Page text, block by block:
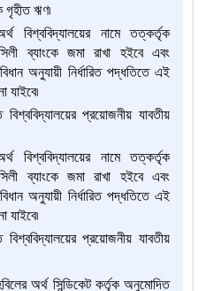
গৃহীত ঋণ৷
বিশ্ববিদ্যালয়ের নামে তত্কর্তৃক
ব্যাংকে জমা রাখা হইবে এবং
অনুযায়ী নির্ধারিত পদ্ধতিতে এই
যাইবে৷
প্রয়োজনীয় যাবতীয়
বিশ্ববিদ্যালয়ের নামে তত্কর্তৃক
ব্যাংকে জমা রাখা হইবে এবং
অনুযায়ী নির্ধারিত পদ্ধতিতে এই
যাইবে৷
প্রয়োজনীয় যাবতীয়
অর্থ সিন্ডিকেট কর্তৃক অনুমোদিত